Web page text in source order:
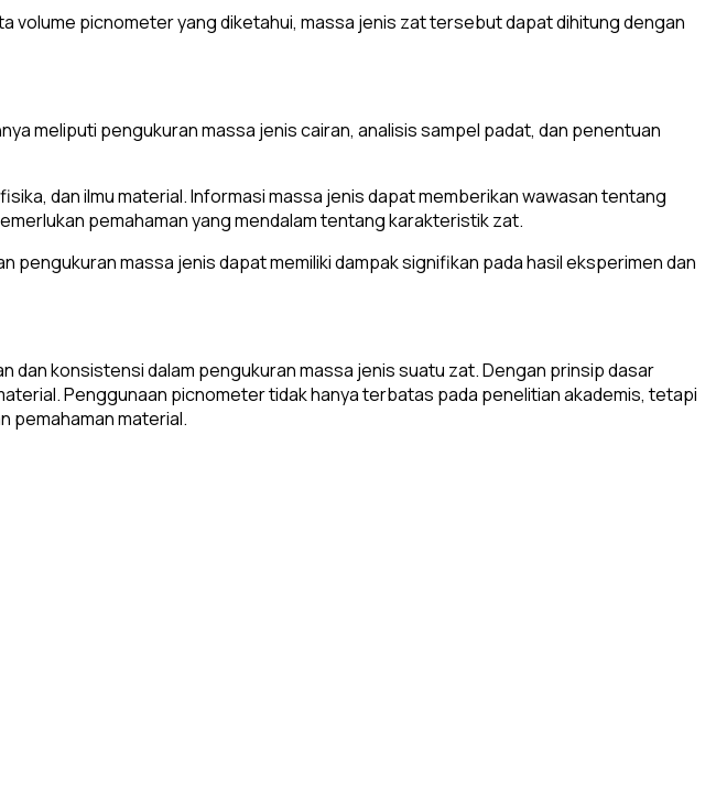
volume picnometer yang diketahui, massa jenis zat tersebut dapat dihitung dengan
meliputi pengukuran massa jenis cairan, analisis sampel padat, dan penentuan
dan ilmu material. Informasi massa jenis dapat memberikan wawasan tentang
pemahaman yang mendalam tentang karakteristik zat.
pengukuran massa jenis dapat memiliki dampak signifikan pada hasil eksperimen dan
konsistensi dalam pengukuran massa jenis suatu zat. Dengan prinsip dasar
Penggunaan picnometer tidak hanya terbatas pada penelitian akademis, tetapi
pemahaman material.